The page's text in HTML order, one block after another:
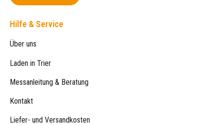
Hilfe & Service
Über uns
Laden in Trier
Messanleitung & Beratung
Kontakt
Liefer- und Versandkosten